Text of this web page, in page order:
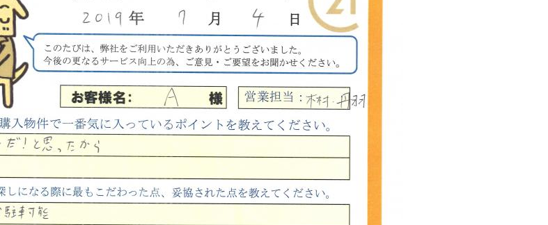
証付き住宅ローン 団体信用保険 購入するメリット
富士見市 志木市 新座市 朝霞市 西東京市 東村山市
狭山市 富士見市 新座市 清瀬市 練馬区
クグループの強み